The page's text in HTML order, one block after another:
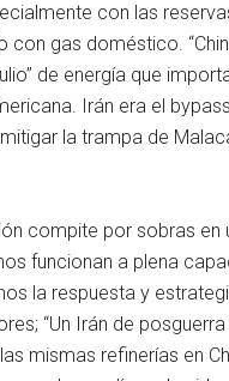
con las
gas doméstico.
de energía que
Irán era el
la trampa de
compite por sobras en
funcionan a plena
la respuesta y
“Un Irán de
mismas refinerías en